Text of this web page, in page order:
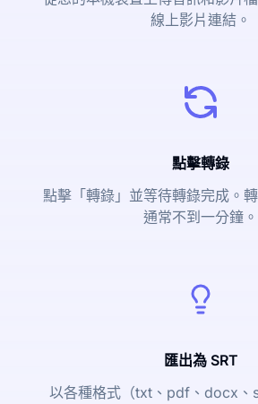
線上影片連結。
點擊轉錄
點擊「轉錄」並等待轉錄完成。
通常不到一分鐘。
匯出為 SRT
以各種格式（txt、pdf、docx、